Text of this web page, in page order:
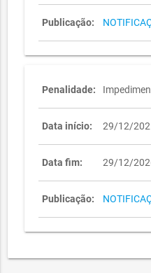
Publicação:
Penalidade:
Data início: 29/12/
Data fim: 29/12/
Publicação: